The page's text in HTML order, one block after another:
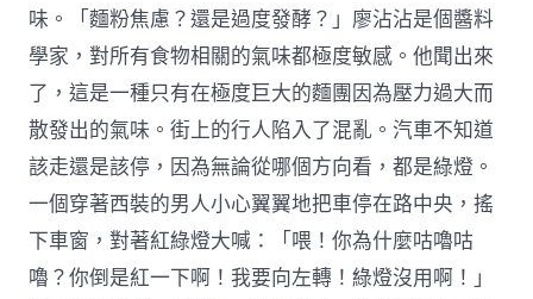
味。「麵粉焦慮？還是過度發酵？」廖沾沾是個醬料
學家，對所有食物相關的氣味都極度敏感。他聞出來
了，這是一種只有在極度巨大的麵團因為壓力過大而
散發出的氣味。街上的行人陷入了混亂。汽車不知道
該走還是該停，因為無論從哪個方向看，都是綠燈。
一個穿著西裝的男人小心翼翼地把車停在路中央，搖
下車窗，對著紅綠燈大喊：「喂！你為什麼咕嚕咕
嚕？你倒是紅一下啊！我要向左轉！綠燈沒用啊！」